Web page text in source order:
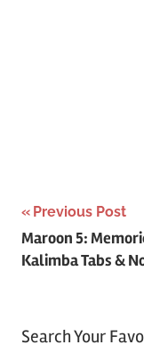
Post
navigation
Previous Post
Maroon 5:
Kalimba Tabs &
Search Your